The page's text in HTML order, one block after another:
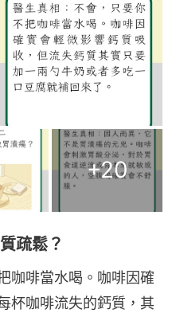
+20
疏鬆？
咖啡當水喝。咖啡因確
杯咖啡流失的鈣質，其